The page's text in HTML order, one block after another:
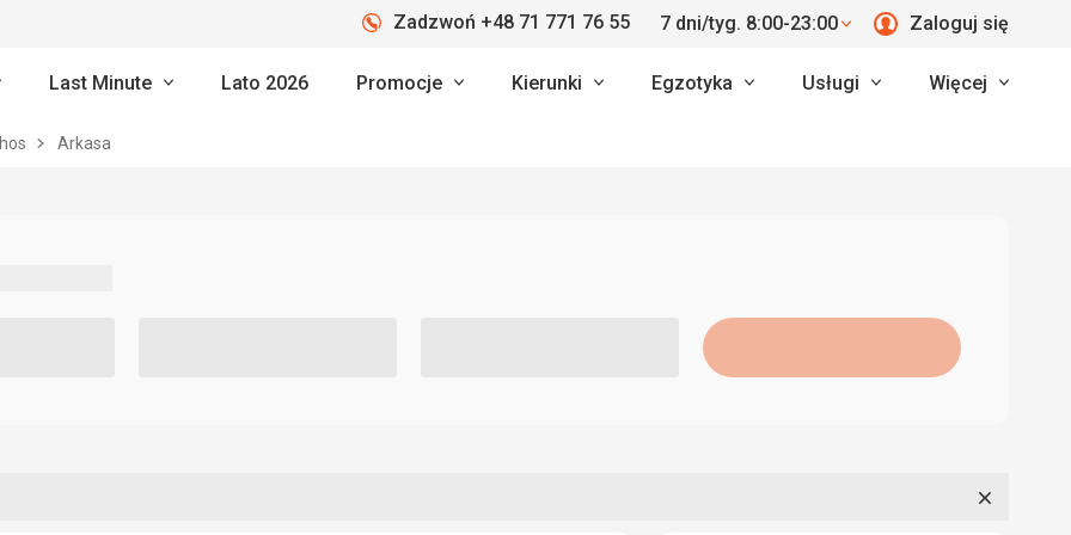
Zadzwoń +48 71 771 76 55 7 dni/tyg. 8:00-23:00 Zaloguj się
Last Minute Lato 2026 Promocje Kierunki Egzotyka Usługi Więcej
Arkasa